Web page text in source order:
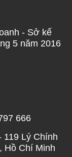
- Sở kế
5 năm 2016
666
119 Lý Chính
Hồ Chí Minh